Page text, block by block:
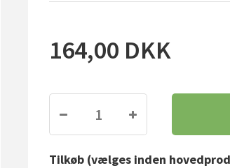
164,00 DKK
Tilkøb (vælges inden